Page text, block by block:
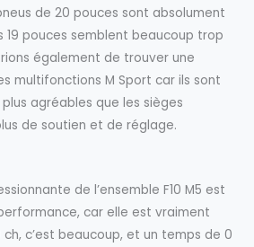
de 20 pouces sont absolument
19 pouces semblent beaucoup trop
également de trouver une
multifonctions M Sport car ils sont
agréables que les sièges
de soutien et de réglage.
de l’ensemble F10 M5 est
car elle est vraiment
c’est beaucoup, et un temps de 0